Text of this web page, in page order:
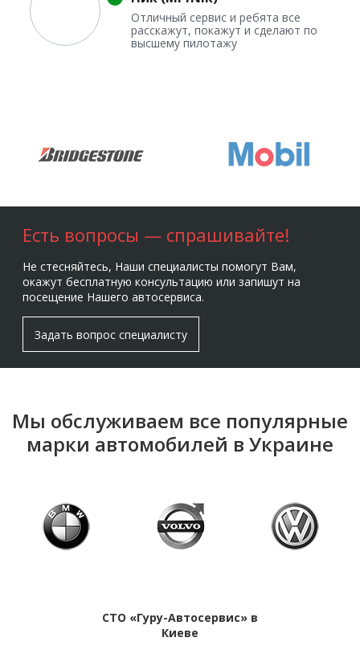
Отличный сервис и ребята все
расскажут, покажут и сделают по
высшему пилотажу
Есть вопросы — спрашивайте!
Не стесняйтесь, Наши специалисты помогут Вам,
окажут бесплатную консультацию или запишут на
посещение Нашего автосервиса.
Задать вопрос специалисту
Мы обслуживаем все популярные
марки автомобилей в Украине
СТО «Гуру-Автосервис» в
Киеве